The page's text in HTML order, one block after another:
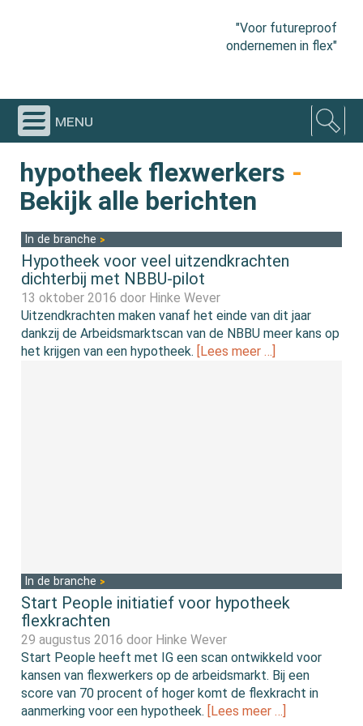
"Voor futureproof
ondernemen in flex"
menu
hypotheek flexwerkers -
Bekijk alle berichten
In de branche
Hypotheek voor veel uitzendkrachten
dichterbij met NBBU-pilot
13 oktober 2016 door Hinke Wever
Uitzendkrachten maken vanaf het einde van dit jaar
dankzij de Arbeidsmarktscan van de NBBU meer kans op
het krijgen van een hypotheek. [Lees meer …]
In de branche
Start People initiatief voor hypotheek
flexkrachten
29 augustus 2016 door Hinke Wever
Start People heeft met IG een scan ontwikkeld voor
kansen van flexwerkers op de arbeidsmarkt. Bij een
score van 70 procent of hoger komt de flexkracht in
aanmerking voor een hypotheek.
[Lees meer …]